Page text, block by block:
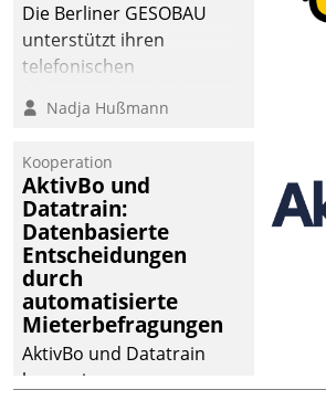
Die Berliner GESOBAU
unterstützt ihren
telefonischen
digitalen Cockpit, das
passende Fragen und
Schlagworte auswirft.
Eine intuitive
Dialogführung ermöglicht
dem externen
Serviceteam, Anrufe von
Mietenden zügiger und
effizienter zu bearbeiten.
Nadja Hußmann
Kooperation
AktivBo und
Datatrain:
Datenbasierte
Entscheidungen
durch
automatisierte
Mieterbefragungen
AktivBo und Datatrain
kooperieren –